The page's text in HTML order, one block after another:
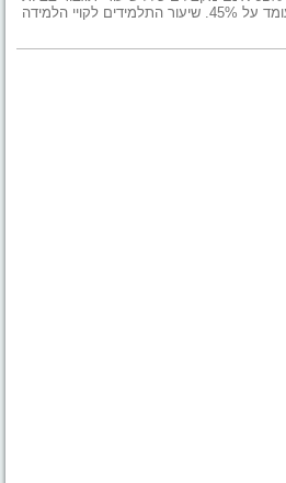
הספר במהלך יום הלימודים. שיעור התלמידים לקויי הלמידה המקבלים שיעורי תגבור בביה"ס בכיתה י' עומד על 45%. שיעור התלמידים לקויי הלמידה